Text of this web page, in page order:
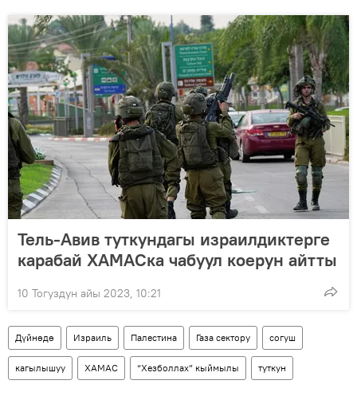
Тель-Авив туткундагы израилдиктерге
карабай ХАМАСка чабуул коерун айтты
10 Тогуздун айы 2023, 10:21
Дүйнөдө Израиль Палестина Газа сектору согуш
кагылышуу ХАМАС “Хезболлах” кыймылы туткун